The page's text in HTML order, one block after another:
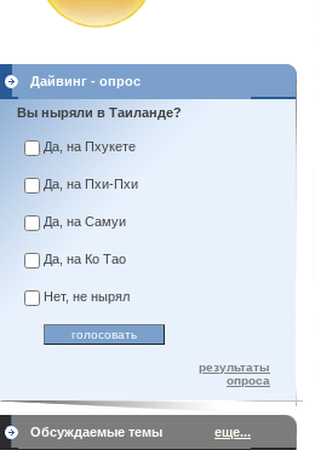
Дайвинг - опрос
Вы ныряли в Таиланде?
Да, на Пхукете
Да, на Пхи-Пхи
Да, на Самуи
Да, на Ко Тао
Нет, не нырял
результаты
опроса
Обсуждаемые темы
еще...